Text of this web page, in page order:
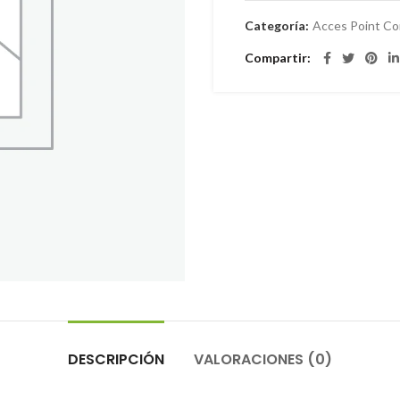
Categoría: Acces Point
Compartir
DESCRIPCIÓN VALORACIONES (0)